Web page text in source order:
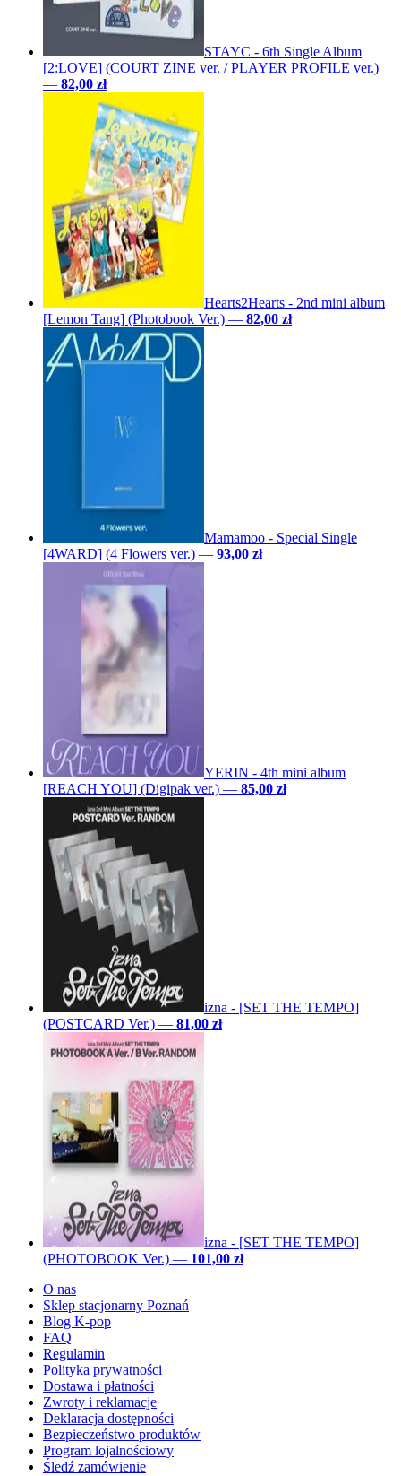
STAYC - 6th Single Album
[2:LOVE] (COURT ZINE ver. / PLAYER PROFILE ver.)
— 82,00 zł
Hearts2Hearts - 2nd mini album
[Lemon Tang] (Photobook Ver.) — 82,00 zł
Mamamoo - Special Single
[4WARD] (4 Flowers ver.) — 93,00 zł
YERIN - 4th mini album
[REACH YOU] (Digipak ver.) — 85,00 zł
izna - [SET THE TEMPO]
(POSTCARD Ver.) — 81,00 zł
izna - [SET THE TEMPO]
(PHOTOBOOK Ver.) — 101,00 zł
O nas
Sklep stacjonarny Poznań
Blog K-pop
FAQ
Regulamin
Polityka prywatności
Dostawa i płatności
Zwroty i reklamacje
Deklaracja dostępności
Bezpieczeństwo produktów
Program lojalnościowy
Śledź zamówienie